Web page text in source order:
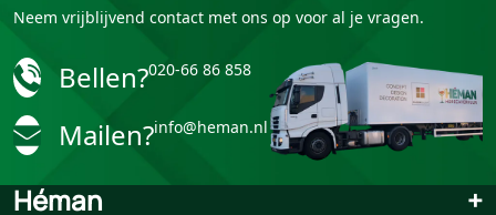
Neem vrijblijvend contact met ons op voor al je vragen.
Bellen?020-66 86 858
Mailen?info@heman.nl
Héman +